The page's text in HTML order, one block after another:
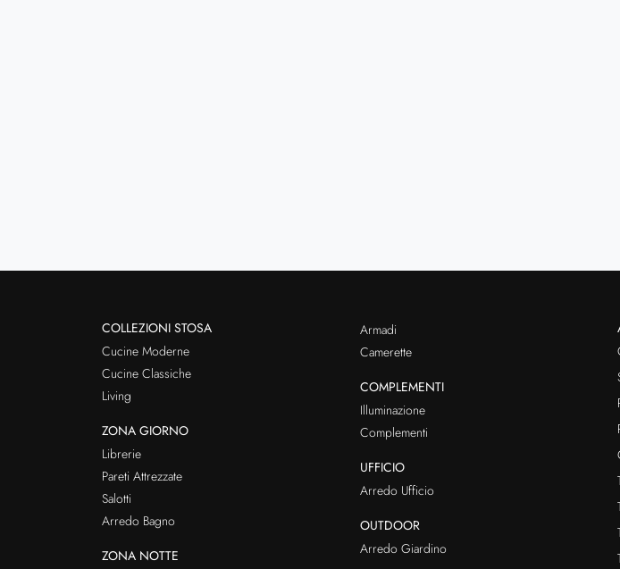
COLLEZIONI STOSA
Cucine Moderne
Cucine Classiche
Living
ZONA GIORNO
Librerie
Pareti Attrezzate
Salotti
Arredo Bagno
ZONA NOTTE
Armadi
Camerette
COMPLEMENTI
Illuminazione
Complementi
UFFICIO
Arredo Ufficio
OUTDOOR
Arredo Giardino